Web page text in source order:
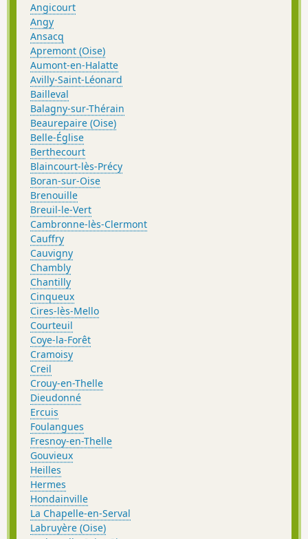
Angicourt
Angy
Ansacq
Apremont (Oise)
Aumont-en-Halatte
Avilly-Saint-Léonard
Bailleval
Balagny-sur-Thérain
Beaurepaire (Oise)
Belle-Église
Berthecourt
Blaincourt-lès-Précy
Boran-sur-Oise
Brenouille
Breuil-le-Vert
Cambronne-lès-Clermont
Cauffry
Cauvigny
Chambly
Chantilly
Cinqueux
Cires-lès-Mello
Courteuil
Coye-la-Forêt
Cramoisy
Creil
Crouy-en-Thelle
Dieudonné
Ercuis
Foulangues
Fresnoy-en-Thelle
Gouvieux
Heilles
Hermes
Hondainville
La Chapelle-en-Serval
Labruyère (Oise)